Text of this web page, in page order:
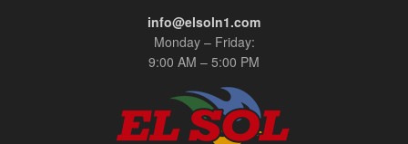
info@elsoln1.com
Monday – Friday:
9:00 AM – 5:00 PM